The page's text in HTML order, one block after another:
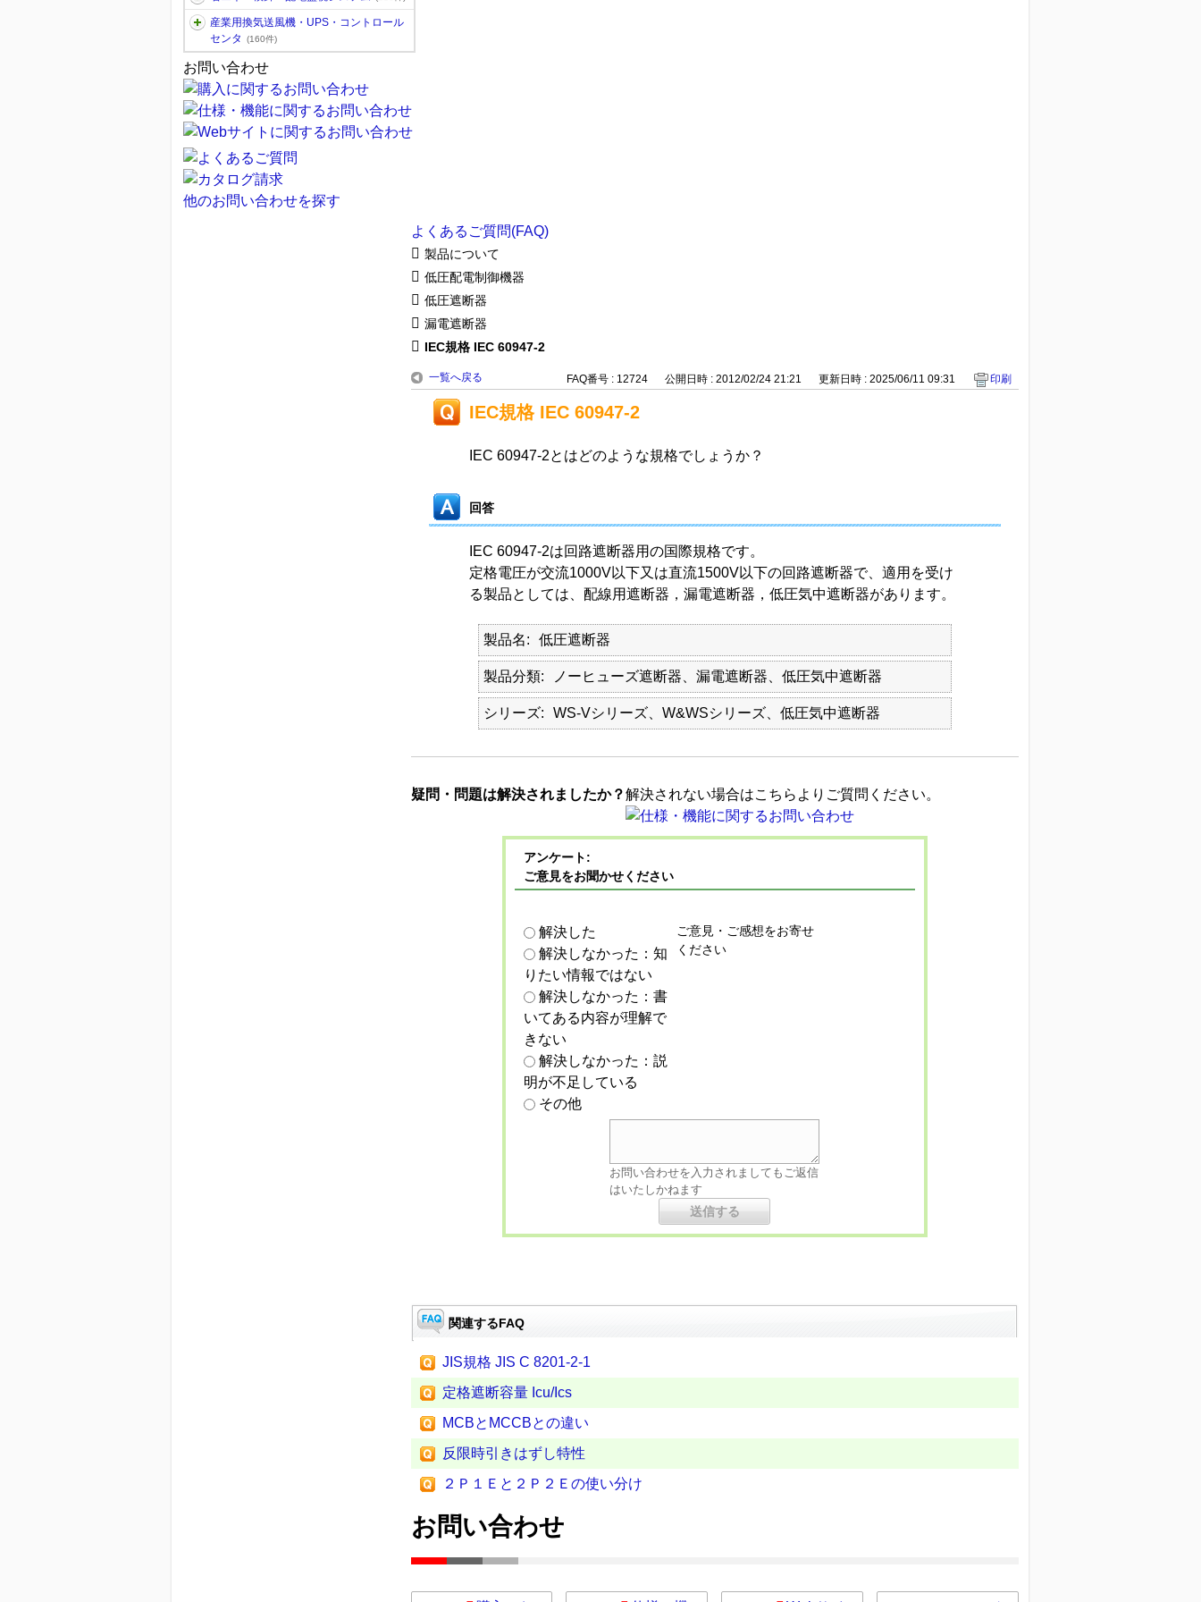
産業用換気送風機・UPS・コントロール
センタ
(160件)
お問い合わせ
他のお問い合わせを探す
よくあるご質問(FAQ)
製品について
低圧配電制御機器
低圧遮断器
漏電遮断器
IEC規格 IEC 60947-2
一覧へ戻る FAQ番号 : 12724 公開日時 : 2012/02/24 21:21 更新日時 : 2025/06/11 09:31 印刷
IEC規格 IEC 60947-2
IEC 60947-2とはどのような規格でしょうか？
回答
IEC 60947-2は回路遮断器用の国際規格です。
定格電圧が交流1000V以下又は直流1500V以下の回路遮断器で、適用を受け
る製品としては、配線用遮断器，漏電遮断器，低圧気中遮断器があります。
製品名 低圧遮断器
製品分類 ノーヒューズ遮断器、漏電遮断器、低圧気中遮断器
シリーズ WS-Vシリーズ、W&WSシリーズ、低圧気中遮断器
疑問・問題は解決されましたか？解決されない場合はこちらよりご質問ください。
アンケート:
ご意見をお聞かせください
解決した
解決しなかった：知
りたい情報ではない
解決しなかった：書
いてある内容が理解で
きない
解決しなかった：説
明が不足している
その他
ご意見・ご感想をお寄せ
ください
お問い合わせを入力されましてもご返信
はいたしかねます
関連するFAQ
JIS規格 JIS C 8201-2-1
定格遮断容量 Icu/Ics
MCBとMCCBとの違い
反限時引きはずし特性
２Ｐ１Ｅと２Ｐ２Ｅの使い分け
お問い合わせ